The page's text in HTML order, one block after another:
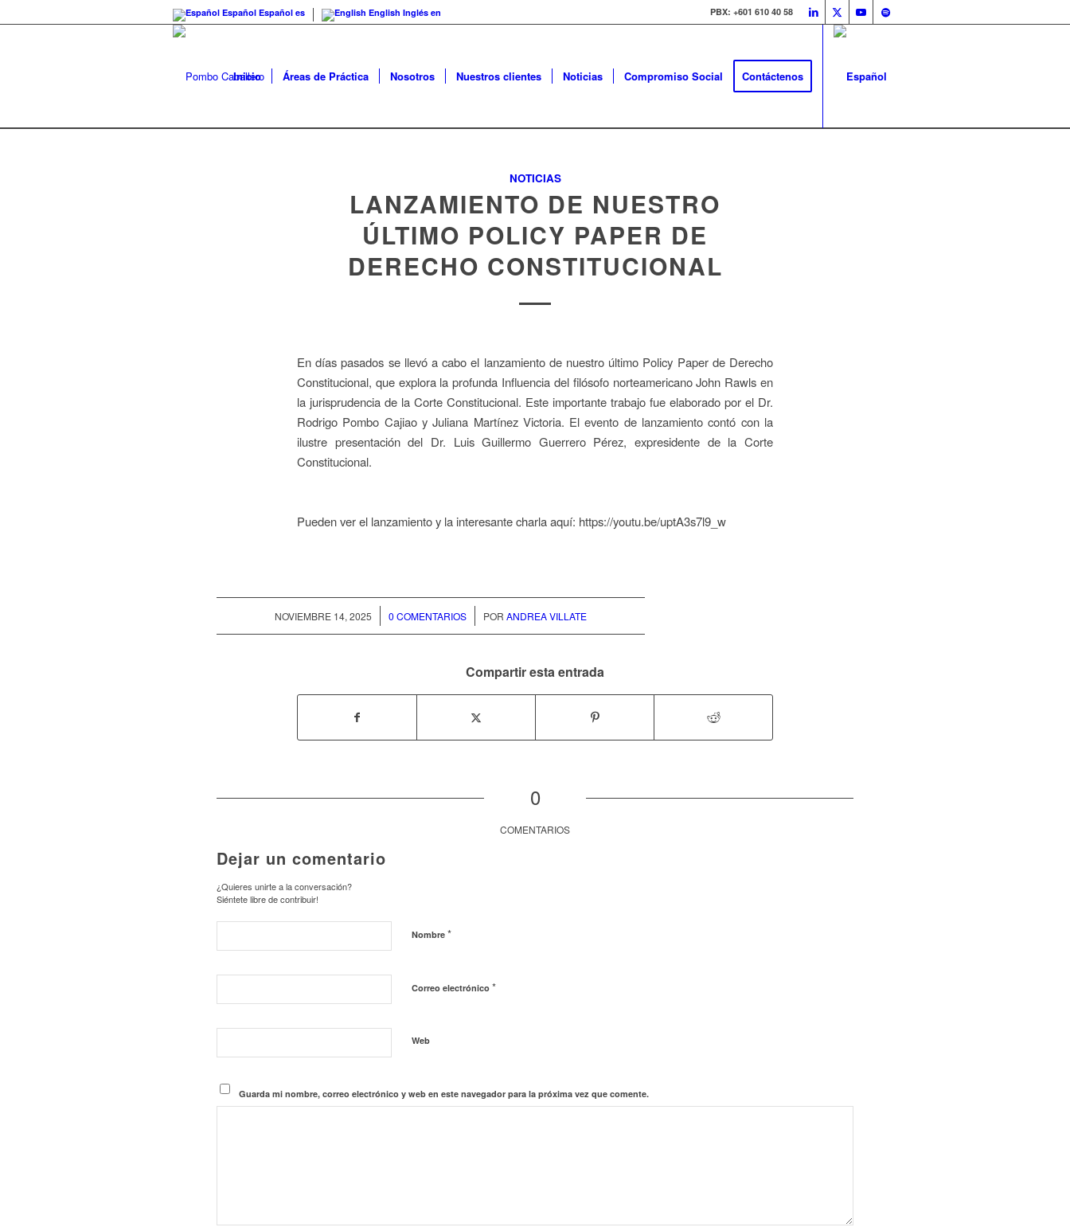
Español Español es English Inglés en PBX: +601 610 40 58
Inicio Áreas de Práctica Nosotros Nuestros clientes Noticias Compromiso Social Contáctenos
NOTICIAS
LANZAMIENTO DE NUESTRO
ÚLTIMO POLICY PAPER DE
DERECHO CONSTITUCIONAL
En días pasados se llevó a cabo el lanzamiento de nuestro último Policy Paper de Derecho
Constitucional, que explora la profunda Influencia del filósofo norteamericano John Rawls en
la jurisprudencia de la Corte Constitucional. Este importante trabajo fue elaborado por el Dr.
Rodrigo Pombo Cajiao y Juliana Martínez Victoria. El evento de lanzamiento contó con la
ilustre presentación del Dr. Luis Guillermo Guerrero Pérez, expresidente de la Corte
Constitucional.
Pueden ver el lanzamiento y la interesante charla aquí: https://youtu.be/uptA3s7l9_w
NOVIEMBRE 14, 2025
/ 0 COMENTARIOS
/ PORANDREA VILLATE
Compartir esta entrada
0
COMENTARIOS
Dejar un comentario
¿Quieres unirte a la conversación?
Siéntete libre de contribuir!
Nombre *
Correo electrónico *
Web
Guarda mi nombre, correo electrónico y web en este navegador para la próxima vez que comente.